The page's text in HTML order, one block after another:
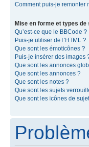
Comment puis-je remonter
Mise en forme et types de
Qu’est-ce que le BBCode ?
Puis-je utiliser de l’HTML ?
Que sont les émoticônes ?
Puis-je insérer des images
Que sont les annonces
Que sont les annonces ?
Que sont les notes ?
Que sont les sujets
Que sont les icônes de